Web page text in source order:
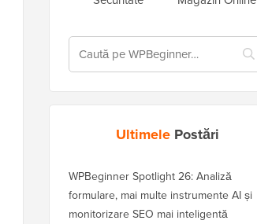
UltimelePostări
WPBeginner Spotlight 26: Analiză
formulare, mai multe instrumente AI și
monitorizare SEO mai inteligentă